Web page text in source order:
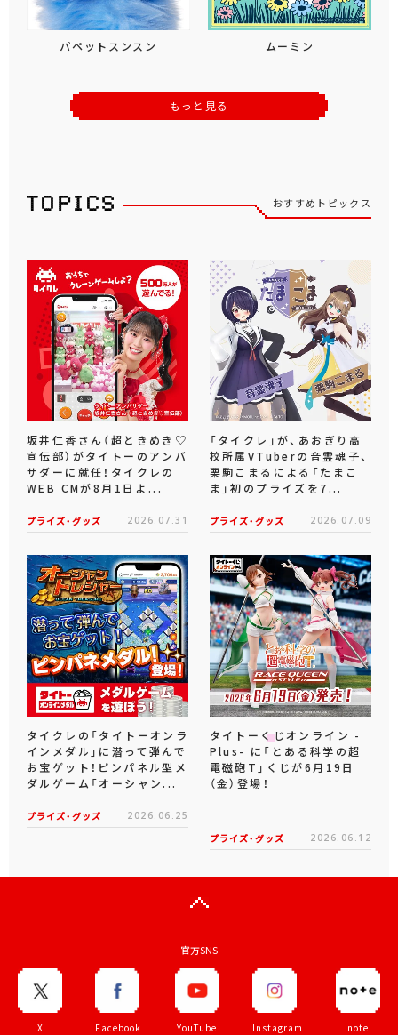
パペットスンスン ムーミン
もっと見る
おすすめトピックス
坂井仁香さん（超ときめき♡
宣伝部）がタイトーのアンバ
サダーに就任！タイクレの
WEB CMが8月1日よ...
プライズ・グッズ 2026.07.31
「タイクレ」が、あおぎり高
校所属VTuberの音霊魂子、
栗駒こまるによる「たまこ
ま」初のプライズを7...
プライズ・グッズ 2026.07.09
タイクレの「タイトーオンラ
インメダル」に潜って弾んで
お宝ゲット！ピンパネル型メ
ダルゲーム「オーシャン...
プライズ・グッズ 2026.06.25
タイトーくじオンライン -
Plus- に「とある科学の超
電磁砲T」くじが6月19日
（金）登場！
プライズ・グッズ 2026.06.12
官方SNS
X Facebook YouTube Instagram note